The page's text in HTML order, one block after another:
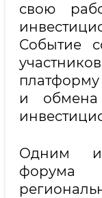
свою
Событие
платформу
и
Одним
форума